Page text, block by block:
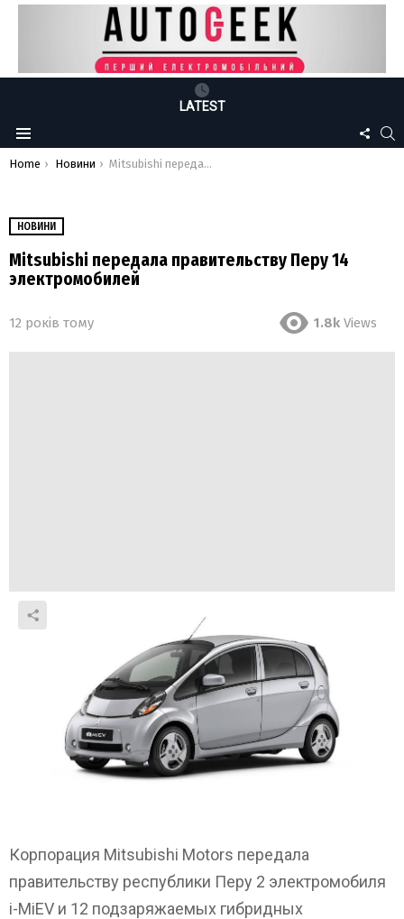
LATEST
Menu
US
You are here:
Home Новини Mitsubishi передала правительству Перу 14 электромобилей
НОВИНИ
Mitsubishi передала правительству Перу 14
электромобилей
12 років тому 1.8k Views
Корпорация Mitsubishi Motors передала
правительству республики Перу 2 электромобиля
i-MiEV и 12 подзаряжаемых гибридных